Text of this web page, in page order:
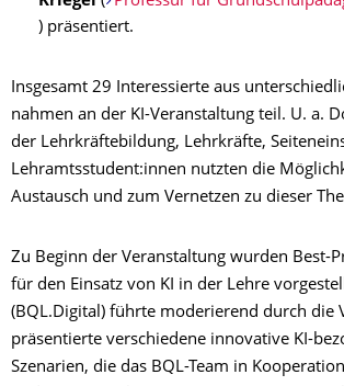
) präsentiert.
Insgesamt 29 Interessierte aus
nahmen an der KI-Veranstaltung teil. U. a.
der Lehrkräftebildung, Lehrkräfte,
Lehramtsstudent:innen nutzten die
Austausch und zum Vernetzen zu dieser
Zu Beginn der Veranstaltung wurden Best-
für den Einsatz von KI in der Lehre
(BQL.Digital) führte moderierend durch die
präsentierte verschiedene innovative KI-
Szenarien, die das BQL-Team in